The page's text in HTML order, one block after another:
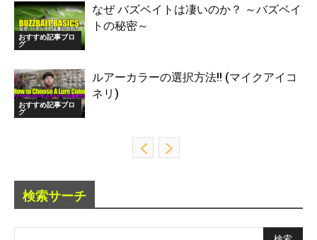
おすすめ記事ブロ
グ
なぜ バズベイトは凄いのか？ ～バズベイ
トの秘密～
おすすめ記事ブロ
グ
ルアーカラーの選択方法!! (マイクアイコ
ネリ)
検索サーチ